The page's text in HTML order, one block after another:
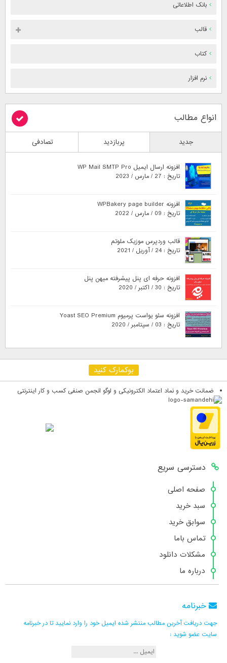
بانک اطلاعاتی
قالب
کتاب
نرم افزار
انواع مطالب
جدید پربازدید تصادفی
افزونه ارسال ایمیل WP Mail SMTP Pro
تاریخ : 27 / مارس / 2023
افزونه WPBakery page builder
تاریخ : 09 / مارس / 2022
قالب وردپرس موزیک ملوتم
تاریخ : 24 / آوریل / 2021
افزونه حرفه ای پنل پیشرفته میهن پنل
تاریخ : 30 / اکتبر / 2020
افزونه سئو یواست پرمیوم Yoast SEO Premium
تاریخ : 03 / سپتامبر / 2020
بوکمارک کنید
ضمانت خرید و نماد اعتماد الکترونیکی و لوگو انجمن صنفی کسب و کار اینترنتی
دسترسی سریع
صفحه اصلی
سبد خرید
سوابق خرید
تماس باما
مشکلات دانلود
درباره ما
خبرنامه
جهت دریافت آخرین مطالب منتشر شده ایمیل خود را وارد نمایید تا در خبرنامه
سایت عضو شوید :